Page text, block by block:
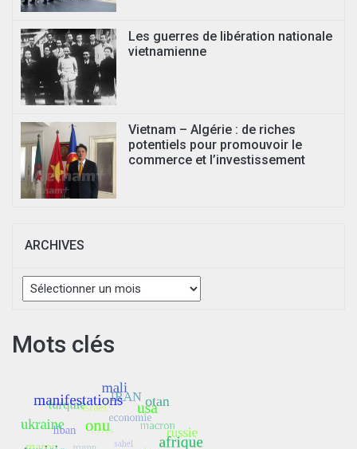
Les guerres de libération nationale
vietnamienne
Vietnam – Algérie : de riches
potentiels pour promouvoir le
commerce et l’investissement
ARCHIVES
Archives
Mots clés